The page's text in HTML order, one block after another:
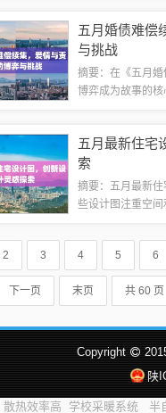
的产品。无论是
五月婚债难偿
与挑战
摘要：在《五月
博弈成为故事的
山，压垮心灵的
五月最新住宅
索
摘要：五月最新
些设计图注重空
源于自然、艺术和
的结合，展现独特
2 3 4 5 6
下一页 末页 共 60 页
Copyright
陕
散热效率高 学校采暖系统 半